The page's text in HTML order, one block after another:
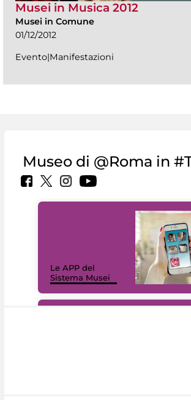
Musei in Musica 2012
Musei in Comune
01/12/2012
Evento|Manifestazioni
Museo di @Roma in
Le APP del
Sistema Musei